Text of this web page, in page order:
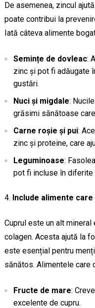
De asemenea, zincul
poate contribui la
Iată câteva alimente
Semințe de dovleac:
zinc și pot fi adăugate
gustări.
Nuci și migdale:
grăsimi sănătoase
Carne roșie și pui:
zinc și proteine, care
Leguminoase:
pot fi incluse în diferite
Include alimente
Cuprul este un alt
colagen. Acesta ajută la
este esențial pentru
sănătos. Alimentele care
Fructe de mare:
excelente de cupru.